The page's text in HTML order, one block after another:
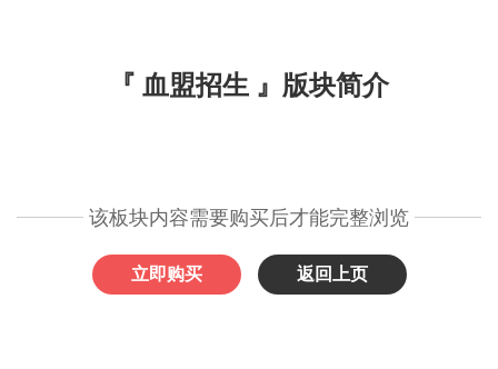
『 血盟招生 』版块简介
该板块内容需要购买后才能完整浏览
立即购买 返回上页